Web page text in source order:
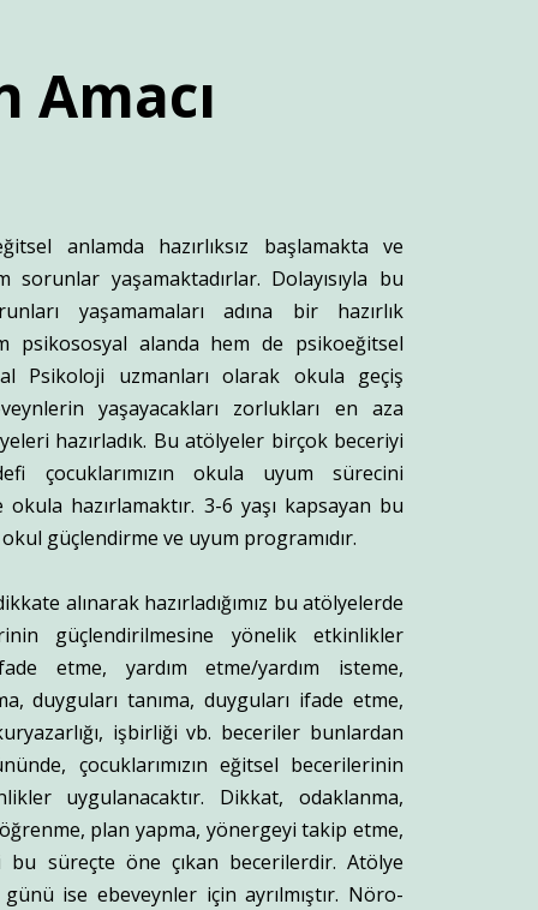
Amacı
anlamda hazırlıksız başlamakta ve
yaşamaktadırlar. Dolayısıyla bu
yaşamamaları adına bir hazırlık
psikososyal alanda hem de psikoeğitsel
Psikoloji uzmanları olarak okula geçiş
yaşayacakları zorlukları en aza
hazırladık. Bu atölyeler birçok beceriyi
çocuklarımızın okula uyum sürecini
hazırlamaktır. 3-6 yaşı kapsayan bu
güçlendirme ve uyum programıdır.
alınarak hazırladığımız bu atölyelerde
güçlendirilmesine yönelik etkinlikler
etme, yardım etme/yardım isteme,
duyguları tanıma, duyguları ifade etme,
işbirliği vb. beceriler bunlardan
çocuklarımızın eğitsel becerilerinin
uygulanacaktır. Dikkat, odaklanma,
plan yapma, yönergeyi takip etme,
süreçte öne çıkan becerilerdir. Atölye
günü ise ebeveynler için ayrılmıştır. Nöro-